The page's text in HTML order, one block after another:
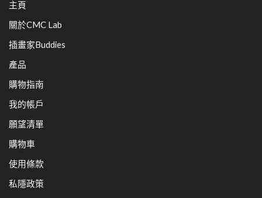
主頁
關於CMC Lab
插畫家Buddies
產品
購物指南
我的帳戶
願望清單
購物車
使用條款
私隱政策